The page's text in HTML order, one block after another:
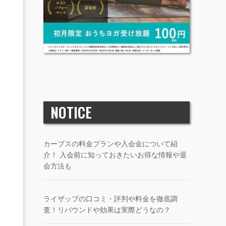
NOTICE
カーブスの料金プランや入会金について紹
介！ 入会前に知っておきたいお得な情報や退
会方法も
ライザップの口コミ・評判や料金を徹底調
査！リバウンドや効果は実際どうなの？